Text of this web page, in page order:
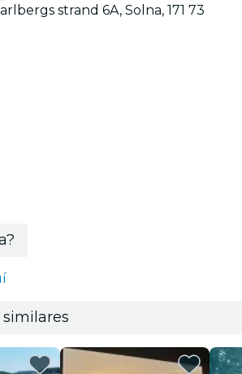
strand 6A, Solna, 171 73